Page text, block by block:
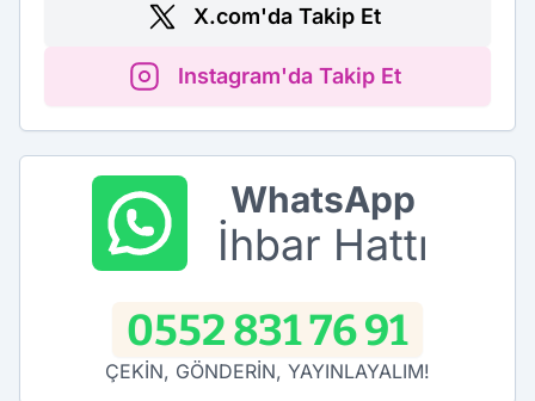
X.com'da Takip Et
Instagram'da Takip Et
WhatsApp
İhbar Hattı
0552 831 76 91
ÇEKİN, GÖNDERİN, YAYINLAYALIM!